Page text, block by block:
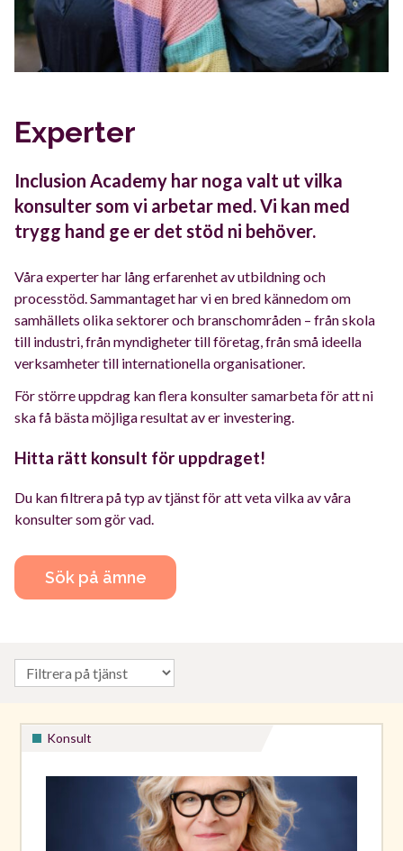
Experter
Inclusion Academy har noga valt ut vilka
konsulter som vi arbetar med. Vi kan med
trygg hand ge er det stöd ni behöver.
Våra experter har lång erfarenhet av utbildning och
processtöd. Sammantaget har vi en bred kännedom om
samhällets olika sektorer och branschområden – från skola
till industri, från myndigheter till företag, från små ideella
verksamheter till internationella organisationer.
För större uppdrag kan flera konsulter samarbeta för att ni
ska få bästa möjliga resultat av er investering.
Hitta rätt konsult för uppdraget!
Du kan filtrera på typ av tjänst för att veta vilka av våra
konsulter som gör vad.
Sök på ämne
Konsult